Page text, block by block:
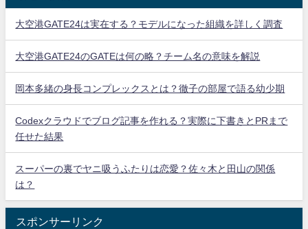
大空港GATE24は実在する？モデルになった組織を詳しく調査
大空港GATE24のGATEは何の略？チーム名の意味を解説
岡本多緒の身長コンプレックスとは？徹子の部屋で語る幼少期
Codexクラウドでブログ記事を作れる？実際に下書きとPRまで
任せた結果
スーパーの裏でヤニ吸うふたりは恋愛？佐々木と田山の関係
は？
スポンサーリンク